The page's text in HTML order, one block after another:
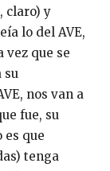
claro) y
lo del AVE,
vez que se
su
nos van a
fue, su
es que
tenga